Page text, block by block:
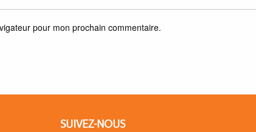
pour mon prochain commentaire.
SUIVEZ-NOUS